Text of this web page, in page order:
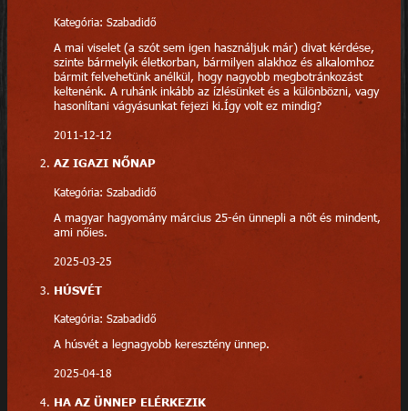
Kategória: Szabadidő
A mai viselet (a szót sem igen használjuk már) divat kérdése,
szinte bármelyik életkorban, bármilyen alakhoz és alkalomhoz
bármit felvehetünk anélkül, hogy nagyobb megbotránkozást
keltenénk. A ruhánk inkább az ízlésünket és a különbözni, vagy
hasonlítani vágyásunkat fejezi ki.Így volt ez mindig?
2011-12-12
AZ IGAZI NŐNAP
Kategória: Szabadidő
A magyar hagyomány március 25-én ünnepli a nőt és mindent,
ami nőies.
2025-03-25
HÚSVÉT
Kategória: Szabadidő
A húsvét a legnagyobb keresztény ünnep.
2025-04-18
HA AZ ÜNNEP ELÉRKEZIK